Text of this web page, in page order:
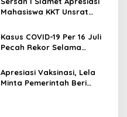
Mahasiswa KKT Unsrat
Kasus COVID-19 Per 16 Juli
Pecah Rekor Selama
Satgas
Apresiasi Vaksinasi, Lela
Minta Pemerintah Beri